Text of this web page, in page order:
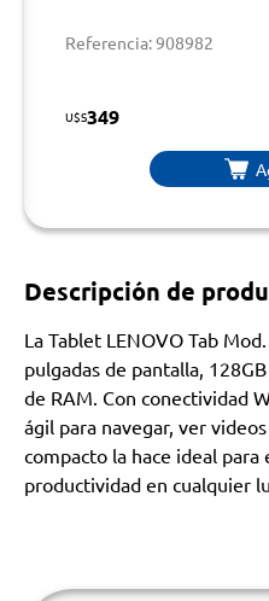
Referencia: 908982
U$S349
Descripción de
La Tablet LENOVO Tab
pulgadas de pantalla,
de RAM. Con conectividad
ágil para navegar, ver
compacto la hace ideal
productividad en cualquier